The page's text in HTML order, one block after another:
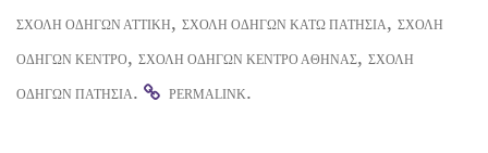
ΣΧΟΛΉ ΟΔΗΓΏΝ ΑΤΤΙΚΉ, ΣΧΟΛΉ ΟΔΗΓΏΝ ΚΆΤΩ ΠΑΤΉΣΙΑ, ΣΧΟΛΉ
ΟΔΗΓΏΝ ΚΈΝΤΡΟ, ΣΧΟΛΉ ΟΔΗΓΏΝ ΚΈΝΤΡΟ ΑΘΉΝΑΣ, ΣΧΟΛΉ
ΟΔΗΓΏΝ ΠΑΤΉΣΙΑ. PERMALINK.